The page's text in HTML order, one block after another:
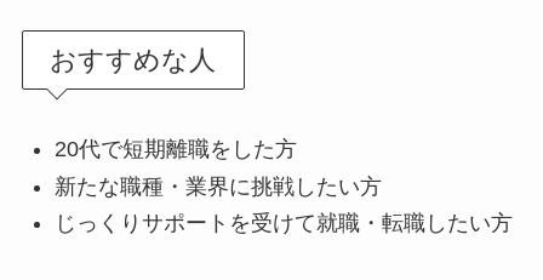
おすすめな人
20代で短期離職をした方
新たな職種・業界に挑戦したい方
じっくりサポートを受けて就職・転職したい方